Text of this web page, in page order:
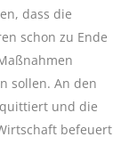
dass die
schon zu Ende
sollen. An den
und die
befeuert